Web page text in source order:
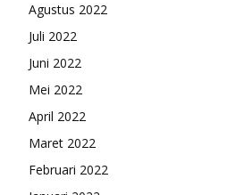
Agustus 2022
Juli 2022
Juni 2022
Mei 2022
April 2022
Maret 2022
Februari 2022